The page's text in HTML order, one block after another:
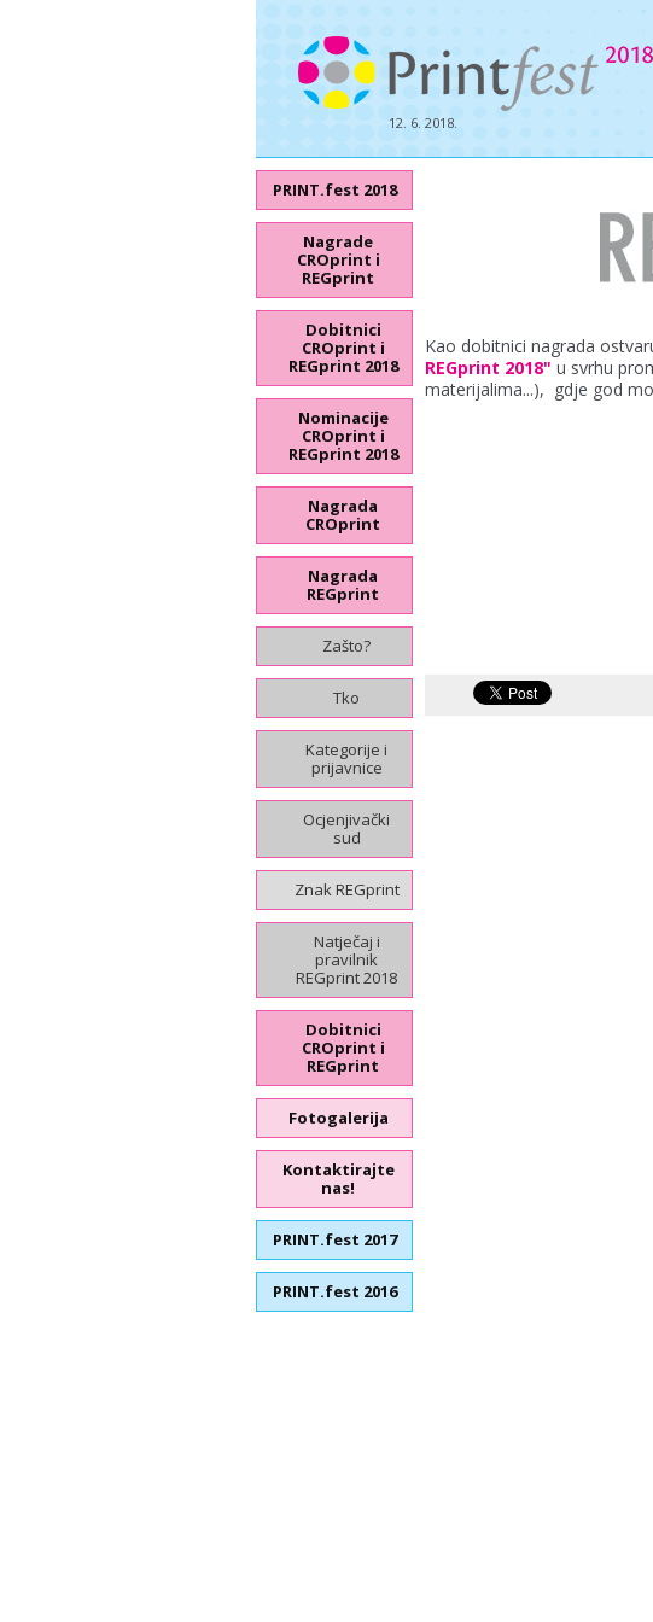
12. 6. 2018.
Kao dobitnici nagrada
REGprint 2018" u svrhu
materijalima...), gdje god
PRINT.fest 2018
Nagrade
CROprint i
REGprint
Dobitnici
CROprint i
REGprint 2018
Nominacije
CROprint i
REGprint 2018
Nagrada
CROprint
Nagrada
REGprint
Zašto?
Tko
Kategorije i
prijavnice
Ocjenjivački
sud
Znak REGprint
Natječaj i
pravilnik
REGprint 2018
Dobitnici
CROprint i
REGprint
Fotogalerija
Kontaktirajte
nas!
PRINT.fest 2017
PRINT.fest 2016